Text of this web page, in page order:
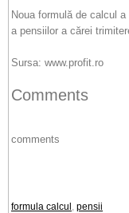
Noua formulă de calcul
a pensiilor a cărei
Sursa: www.profit.ro
Comments
comments
formula calcul , pensii